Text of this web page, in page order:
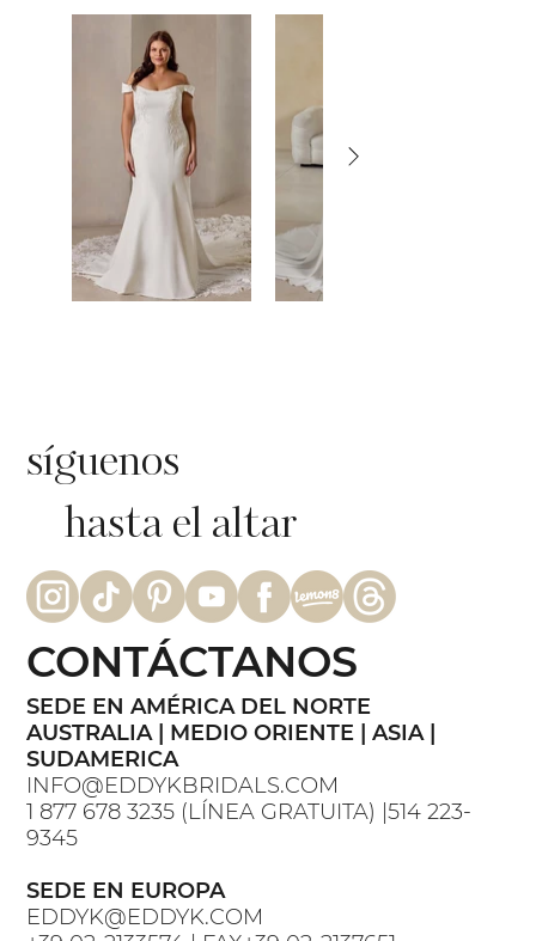
síguenos
hasta el altar
SEDE EN AMÉRICA DEL NORTE
AUSTRALIA | MEDIO ORIENTE | ASIA |
SUDAMERICA
INFO@EDDYKBRIDALS.COM
1 877 678 3235 (LÍNEA GRATUITA) |514 223-
9345
SEDE EN EUROPA
EDDYK@EDDYK.COM
CONTÁCTANOS